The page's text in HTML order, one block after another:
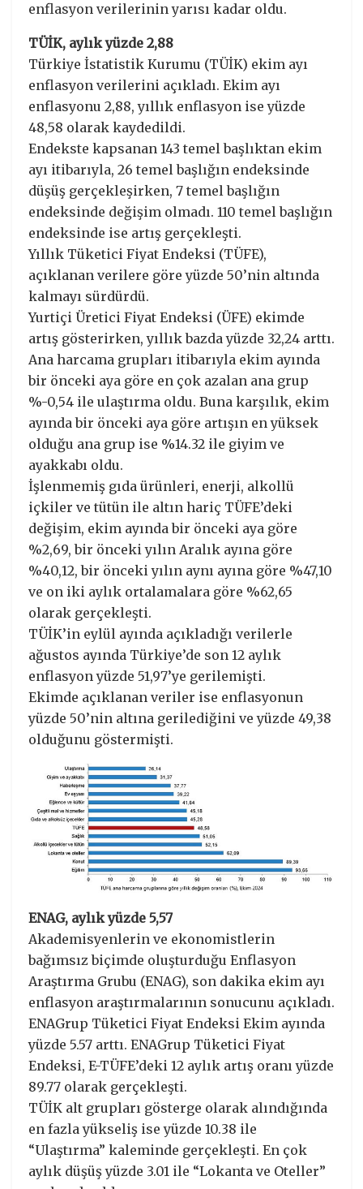
enflasyon verilerinin yarısı kadar oldu.
TÜİK, aylık yüzde 2,88
Türkiye İstatistik Kurumu (TÜİK) ekim ayı
enflasyon verilerini açıkladı. Ekim ayı
enflasyonu 2,88, yıllık enflasyon ise yüzde
48,58 olarak kaydedildi.
Endekste kapsanan 143 temel başlıktan ekim
ayı itibarıyla, 26 temel başlığın endeksinde
düşüş gerçekleşirken, 7 temel başlığın
endeksinde değişim olmadı. 110 temel başlığın
endeksinde ise artış gerçekleşti.
Yıllık Tüketici Fiyat Endeksi (TÜFE),
açıklanan verilere göre yüzde 50’nin altında
kalmayı sürdürdü.
Yurtiçi Üretici Fiyat Endeksi (ÜFE) ekimde
artış gösterirken, yıllık bazda yüzde 32,24 arttı.
Ana harcama grupları itibarıyla ekim ayında
bir önceki aya göre en çok azalan ana grup
%-0,54 ile ulaştırma oldu. Buna karşılık, ekim
ayında bir önceki aya göre artışın en yüksek
olduğu ana grup ise %14.32 ile giyim ve
ayakkabı oldu.
İşlenmemiş gıda ürünleri, enerji, alkollü
içkiler ve tütün ile altın hariç TÜFE’deki
değişim, ekim ayında bir önceki aya göre
%2,69, bir önceki yılın Aralık ayına göre
%40,12, bir önceki yılın aynı ayına göre %47,10
ve on iki aylık ortalamalara göre %62,65
olarak gerçekleşti.
TÜİK’in eylül ayında açıkladığı verilerle
ağustos ayında Türkiye’de son 12 aylık
enflasyon yüzde 51,97’ye gerilemişti.
Ekimde açıklanan veriler ise enflasyonun
yüzde 50’nin altına gerilediğini ve yüzde 49,38
olduğunu göstermişti.
ENAG, aylık yüzde 5,57
Akademisyenlerin ve ekonomistlerin
bağımsız biçimde oluşturduğu Enflasyon
Araştırma Grubu (ENAG), son dakika ekim ayı
enflasyon araştırmalarının sonucunu açıkladı.
ENAGrup Tüketici Fiyat Endeksi Ekim ayında
yüzde 5.57 arttı. ENAGrup Tüketici Fiyat
Endeksi, E-TÜFE’deki 12 aylık artış oranı yüzde
89.77 olarak gerçekleşti.
TÜİK alt grupları gösterge olarak alındığında
en fazla yükseliş ise yüzde 10.38 ile
“Ulaştırma” kaleminde gerçekleşti. En çok
aylık düşüş yüzde 3.01 ile “Lokanta ve Oteller”